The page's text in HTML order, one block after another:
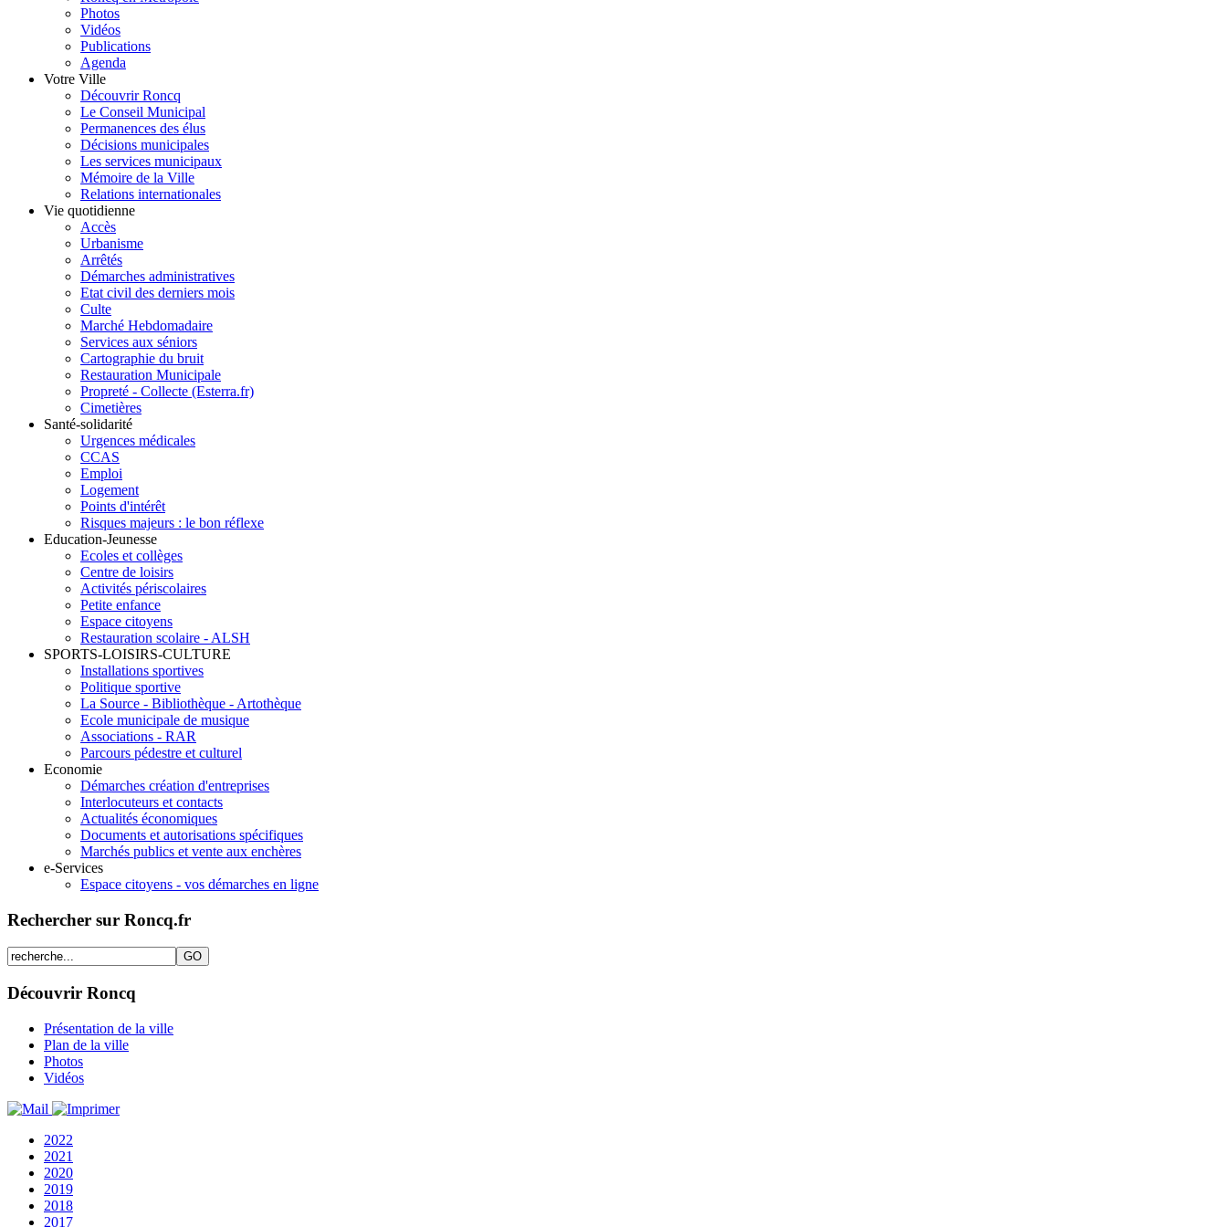
Photos
Vidéos
Publications
Agenda
Votre Ville
Découvrir Roncq
Le Conseil Municipal
Permanences des élus
Décisions municipales
Les services municipaux
Mémoire de la Ville
Relations internationales
Vie quotidienne
Accès
Urbanisme
Arrêtés
Démarches administratives
Etat civil des derniers mois
Culte
Marché Hebdomadaire
Services aux séniors
Cartographie du bruit
Restauration Municipale
Propreté - Collecte (Esterra.fr)
Cimetières
Santé-solidarité
Urgences médicales
CCAS
Emploi
Logement
Points d'intérêt
Risques majeurs : le bon réflexe
Education-Jeunesse
Ecoles et collèges
Centre de loisirs
Activités périscolaires
Petite enfance
Espace citoyens
Restauration scolaire - ALSH
SPORTS-LOISIRS-CULTURE
Installations sportives
Politique sportive
La Source - Bibliothèque - Artothèque
Ecole municipale de musique
Associations - RAR
Parcours pédestre et culturel
Economie
Démarches création d'entreprises
Interlocuteurs et contacts
Actualités économiques
Documents et autorisations spécifiques
Marchés publics et vente aux enchères
e-Services
Espace citoyens - vos démarches en ligne
Rechercher sur Roncq.fr
Découvrir Roncq
Présentation de la ville
Plan de la ville
Photos
Vidéos
2022
2021
2020
2019
2018
2017